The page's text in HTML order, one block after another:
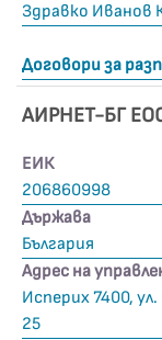
Здравко Иванов
Договори за
АИРНЕТ-БГ
ЕИК
206860998
Държава
България
Адрес на
Исперих 7400,
25